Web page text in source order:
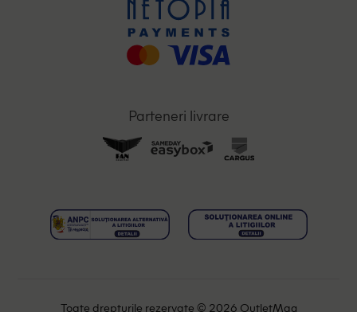
Parteneri livrare
Toate drepturile rezervate © 2026 OutletMag